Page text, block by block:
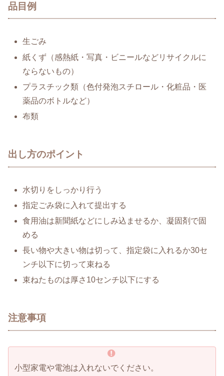
品目例
生ごみ
紙くず（感熱紙・写真・ビニールなどリサイクルに
ならないもの）
プラスチック類（色付発泡スチロール・化粧品・医
薬品のボトルなど）
布類
出し方のポイント
水切りをしっかり行う
指定ごみ袋に入れて提出する
食用油は新聞紙などにしみ込ませるか、凝固剤で固
める
長い物や大きい物は切って、指定袋に入れるか30セ
ンチ以下に切って束ねる
束ねたものは厚さ10センチ以下にする
注意事項
小型家電や電池は入れないでください。